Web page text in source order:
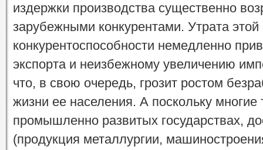
издержки производства существенно
зарубежными конкурентами. Утрата этой
конкурентоспособности немедленно
экспорта и неизбежному увеличению
что, в свою очередь, грозит ростом
жизни ее населения. А поскольку
промышленно развитых государствах,
(продукция металлургии,